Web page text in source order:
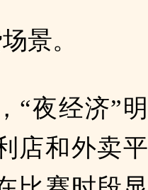
景。
“夜经济”明
店和外卖平